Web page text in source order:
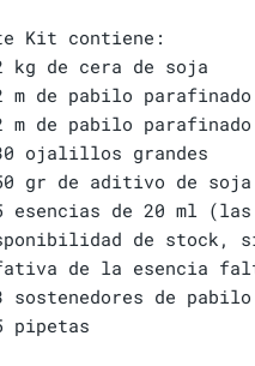
Kit contiene:
kg de cera de soja
m de pabilo
m de pabilo parafinado
ojalillos grandes
gr de aditivo de soja
esencias de 20 ml (las
de stock,
de la esencia
sostenedores de pabilo
pipetas